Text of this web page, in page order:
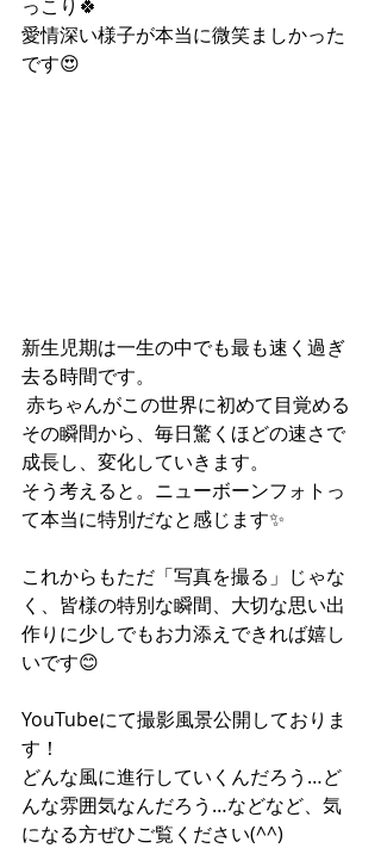
っこり🍀
愛情深い様子が本当に微笑ましかった
です😍
新生児期は一生の中でも最も速く過ぎ
去る時間です。
その瞬間から、毎日驚くほどの速さで
成長し、変化していきます。
そう考えると。ニューボーンフォトっ
て本当に特別だなと感じます✨
これからもただ「写真を撮る」じゃな
く、皆様の特別な瞬間、大切な思い出
作りに少しでもお力添えできれば嬉し
いです😊
YouTubeにて撮影風景公開しておりま
す！
どんな風に進行していくんだろう…ど
んな雰囲気なんだろう…などなど、気
になる方ぜひご覧ください(^^)